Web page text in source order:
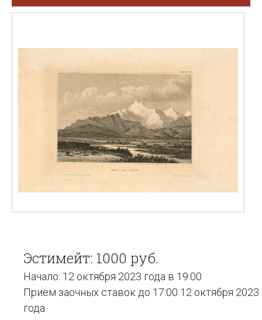
Эстимейт: 1000 руб.
Начало: 12 октября 2023 года в 19:00
Прием заочных ставок до 17:00 12 октября 2023
года